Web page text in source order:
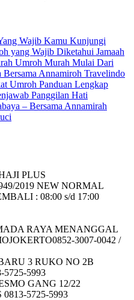
Wajib Kamu Kunjungi
yang Wajib Diketahui Jamaah
Umroh Murah Mulai Dari
Bersama Annamiroh Travelindo
Umroh Panduan Lengkap
Panggilan Hati
– Bersama Annamirah
PLUS
2019 NEW NORMAL
: 08:00 s/d 17:00
RAYA MENANGGAL
3007-0042 /
3 RUKO NO 2B
5993
GANG 12/22
5725-5993